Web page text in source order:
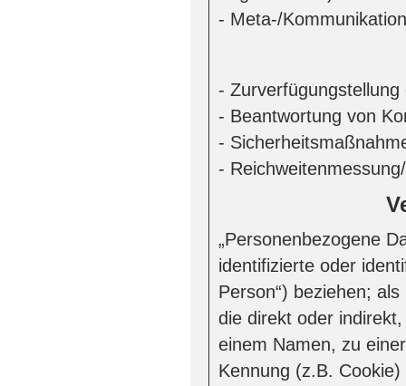
- Meta-/
-
- Beantwortung von
-
-
„Personenbezogene
identifizierte oder
Person“) beziehen;
die direkt oder
einem Namen, zu
Kennung (z.B.